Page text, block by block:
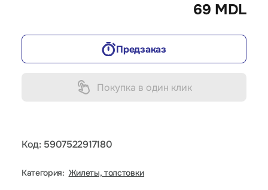
69 MDL
Предзаказ
Покупка в один клик
Код: 5907522917180
Категория: Жилеты, толстовки